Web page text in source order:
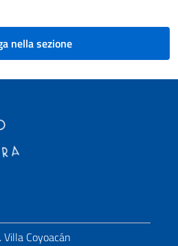
nella sezione
Villa Coyoacán